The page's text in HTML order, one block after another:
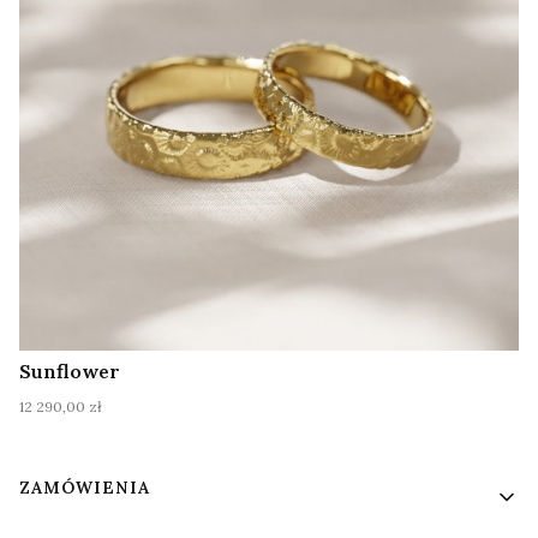
Sunflower
Cena
12 290,00 zł
Linki w stopce
ZAMÓWIENIA